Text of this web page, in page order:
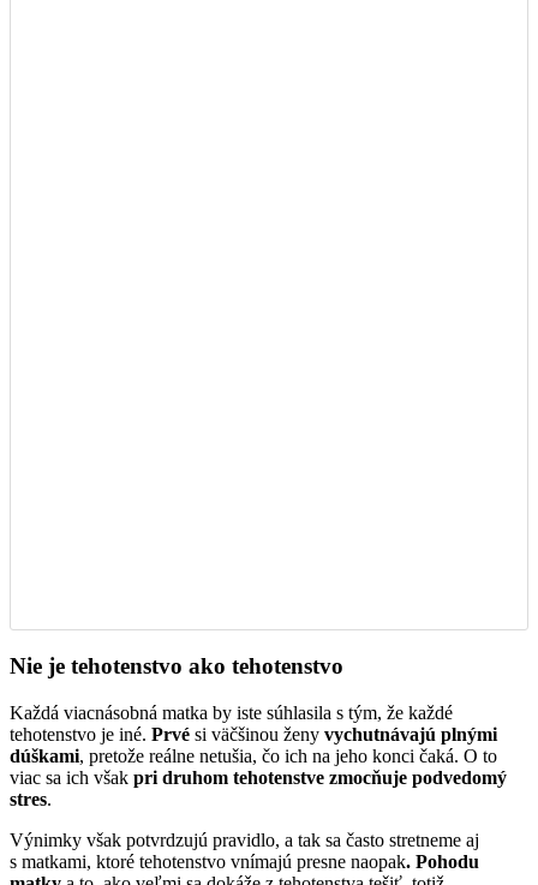
Nie je tehotenstvo ako tehotenstvo
Každá viacnásobná matka by iste súhlasila s tým, že každé
tehotenstvo je iné. Prvé si väčšinou ženy vychutnávajú plnými
dúškami, pretože reálne netušia, čo ich na jeho konci čaká. O to
viac sa ich však pri druhom tehotenstve zmocňuje podvedomý
stres.
Výnimky však potvrdzujú pravidlo, a tak sa často stretneme aj
s matkami, ktoré tehotenstvo vnímajú presne naopak. Pohodu